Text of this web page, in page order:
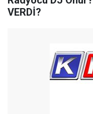
VERDİ?